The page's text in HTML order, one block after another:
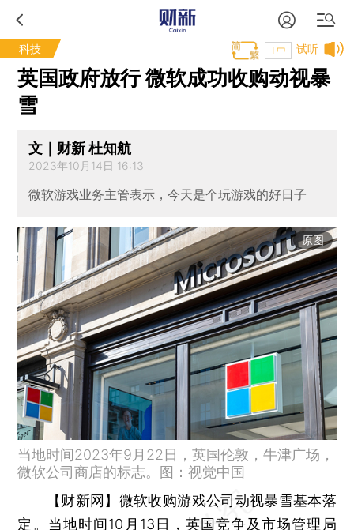
科技 试听
T中
英国政府放行 微软成功收购动视暴
雪
文｜财新 杜知航
2023年10月14日 16:13
微软游戏业务主管表示，今天是个玩游戏的好日子
原图
当地时间2023年9月22日，英国伦敦，牛津广场，
微软公司商店的标志。图：视觉中国
【财新网】 微软收购游戏公司动视暴雪基本落
定。当地时间10月13日，英国竞争及市场管理局